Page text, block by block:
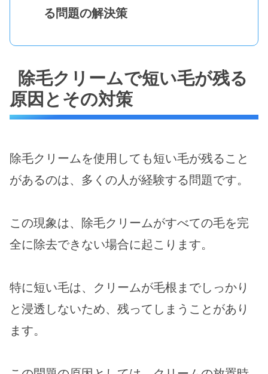
る問題の解決策
除毛クリームで短い毛が残る
原因とその対策
除毛クリームを使用しても短い毛が残ること
があるのは、多くの人が経験する問題です。
この現象は、除毛クリームがすべての毛を完
全に除去できない場合に起こります。
特に短い毛は、クリームが毛根までしっかり
と浸透しないため、残ってしまうことがあり
ます。